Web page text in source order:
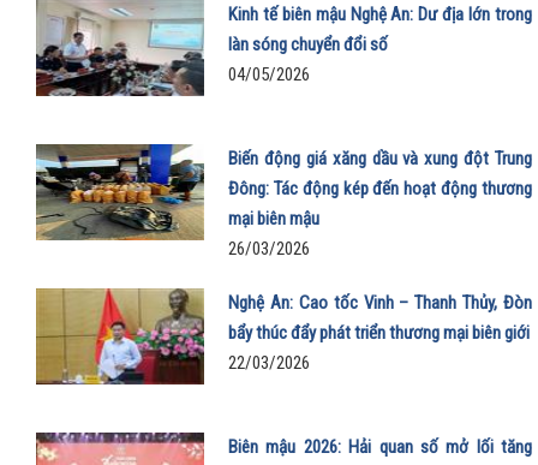
Kinh tế biên mậu Nghệ An: Dư địa lớn trong
làn sóng chuyển đổi số
04/05/2026
Biến động giá xăng dầu và xung đột Trung
Đông: Tác động kép đến hoạt động thương
mại biên mậu
26/03/2026
Nghệ An: Cao tốc Vinh – Thanh Thủy, Đòn
bẩy thúc đẩy phát triển thương mại biên giới
22/03/2026
Biên mậu 2026: Hải quan số mở lối tăng